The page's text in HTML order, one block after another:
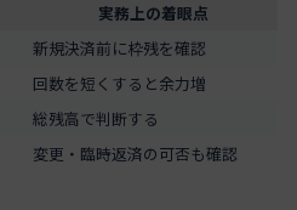
実務上の着眼点
新規決済前に枠残を確認
回数を短くすると余力増
総残高で判断する
変更・臨時返済の可否も確認